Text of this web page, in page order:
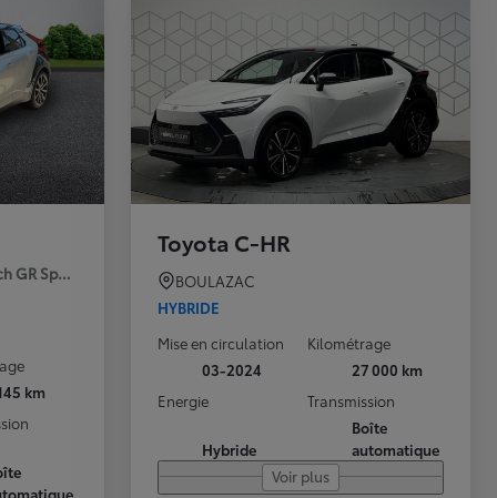
GR Sport Premiere MY25
km
Toyota C-HR
BOULAZAC
HYBRIDE
Mise en circulation
03-2024
Kilométrage
27 000 km
Energie
Hybride
Transmission
Boîte
automatique
Voir plus